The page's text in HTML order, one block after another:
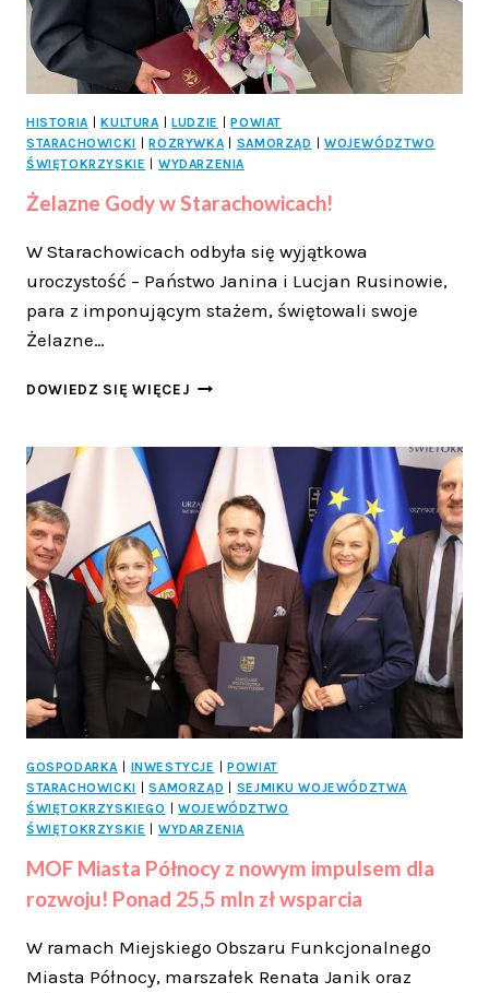
HISTORIA KULTURA LUDZIE
POWIAT
STARACHOWICKI
ROZRYWKA SAMORZĄD
WOJEWÓDZTWO
ŚWIĘTOKRZYSKIE
WYDARZENIA
Żelazne Gody w Starachowicach!
W Starachowicach odbyła się wyjątkowa
uroczystość – Państwo Janina i Lucjan Rusinowie,
para z imponującym stażem, świętowali swoje
Żelazne…
DOWIEDZ SIĘ WIĘCEJ ŻELAZNE
STARACHOWICACH!
GOSPODARKA | INWESTYCJE | POWIAT
STARACHOWICKI | SAMORZĄD | SEJMIKU WOJEWÓDZTWA
ŚWIĘTOKRZYSKIEGO | WOJEWÓDZTWO
ŚWIĘTOKRZYSKIE | WYDARZENIA
MOF Miasta Północy z nowym impulsem dla
rozwoju! Ponad 25,5 mln zł wsparcia
W ramach Miejskiego Obszaru Funkcjonalnego
Miasta Północy, marszałek Renata Janik oraz